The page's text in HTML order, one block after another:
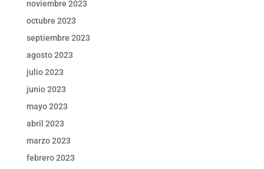
noviembre 2023
octubre 2023
septiembre 2023
agosto 2023
julio 2023
junio 2023
mayo 2023
abril 2023
marzo 2023
febrero 2023